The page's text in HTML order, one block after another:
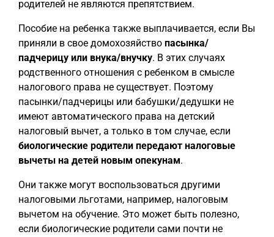
родителей не являются препятствием.
Пособие на ребенка также выплачивается, если Вы
приняли в свое домохозяйство пасынка/
падчерицу или внука/внучку. В этих случаях
родственного отношения с ребенком в смысле
налогового права не существует. Поэтому
пасынки/падчерицы или бабушки/дедушки не
имеют автоматического права на детский
налоговый вычет, а только в том случае, если
биологические родители передают налоговые
вычеты на детей новым опекунам.
Они также могут воспользоваться другими
налоговыми льготами, например, налоговым
вычетом на обучение. Это может быть полезно,
если биологические родители сами почти не